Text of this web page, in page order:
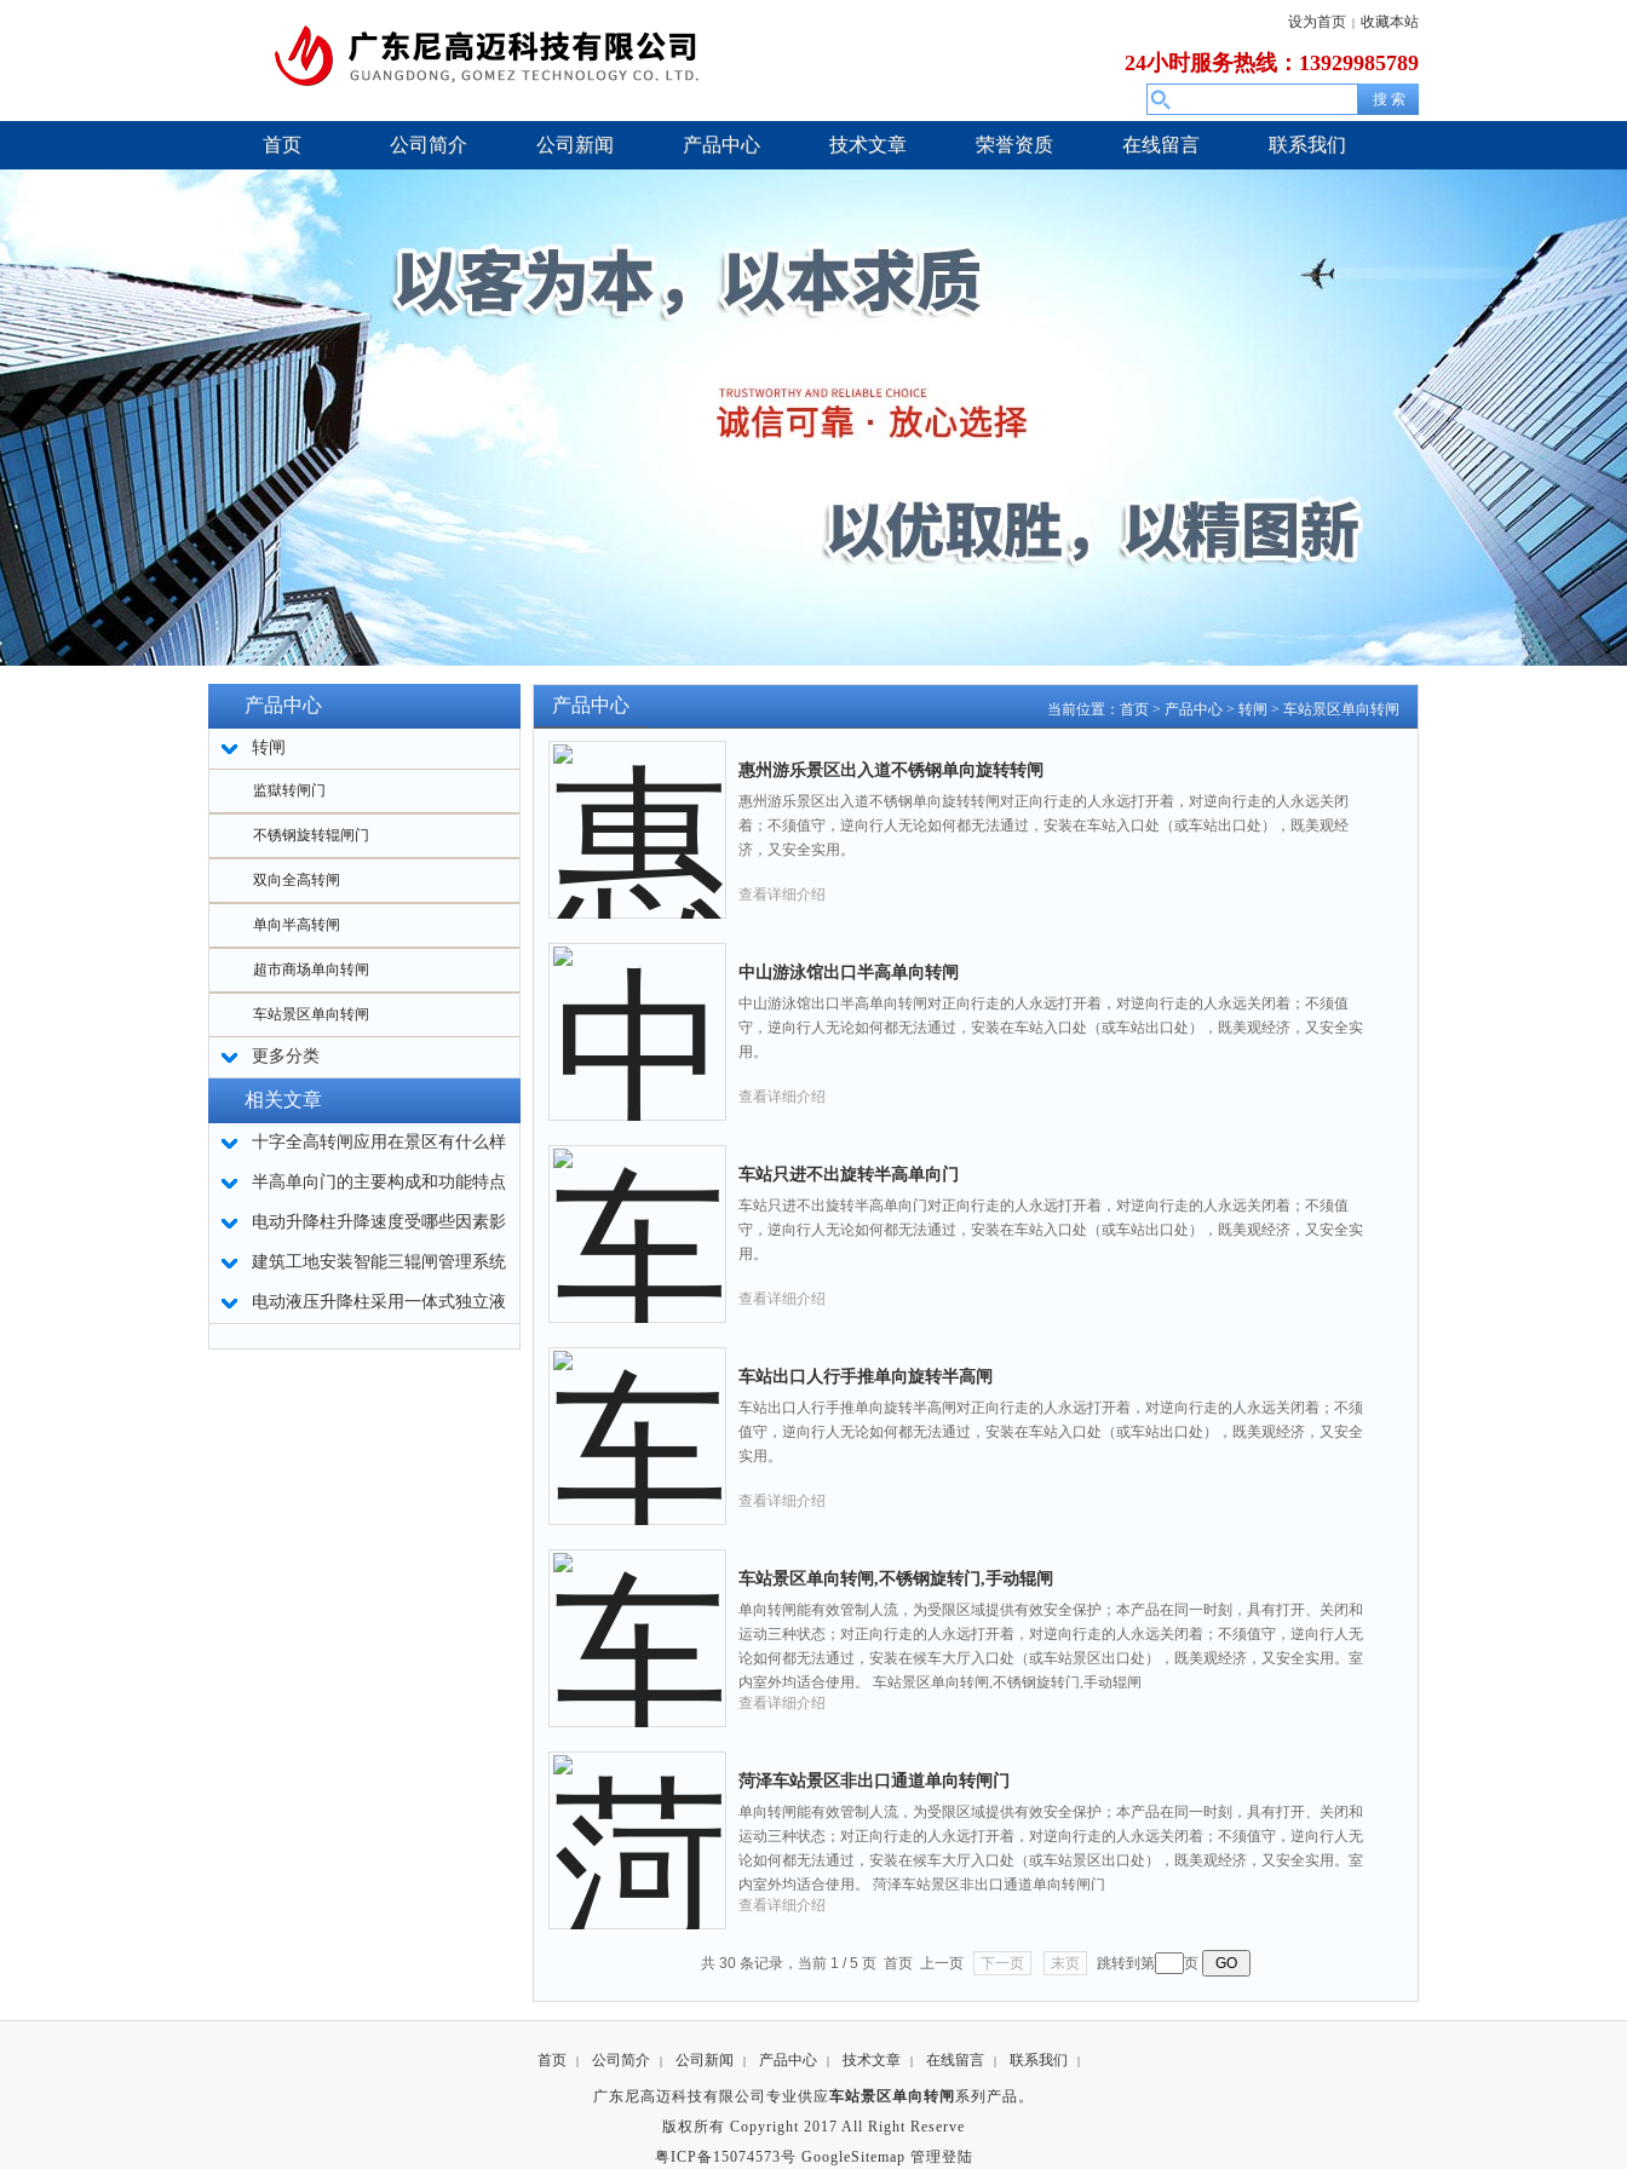
设为首页 | 收藏本站
24小时服务热线：13929985789
首页 公司简介 公司新闻 产品中心 技术文章 荣誉资质 在线留言 联系我们
产品中心
转闸
监獄转闸门
不锈钢旋转辊闸门
双向全高转闸
单向半高转闸
超市商场单向转闸
车站景区单向转闸
更多分类
相关文章
十字全高转闸应用在景区有什么样
的好处
半高单向门的主要构成和功能特点
电动升降柱升降速度受哪些因素影
响？如何提升？
建筑工地安装智能三辊闸管理系统
的好处
电动液压升降柱采用一体式独立液
当前位置： 首页 > 产品中心 > 转闸 > 车站景区单向转闸
产品中心
惠州游乐景区出入道不锈钢单向旋转转闸
惠州游乐景区出入道不锈钢单向旋转转闸对正向行走的人永远打开着，对逆向行走的人永远关闭
着；不须值守，逆向行人无论如何都无法通过，安装在车站入口处（或车站出口处），既美观经
济，又安全实用。
查看详细介绍
中山游泳馆出口半高单向转闸
中山游泳馆出口半高单向转闸对正向行走的人永远打开着，对逆向行走的人永远关闭着；不须值
守，逆向行人无论如何都无法通过，安装在车站入口处（或车站出口处），既美观经济，又安全实
用。
查看详细介绍
车站只进不出旋转半高单向门
车站只进不出旋转半高单向门对正向行走的人永远打开着，对逆向行走的人永远关闭着；不须值
守，逆向行人无论如何都无法通过，安装在车站入口处（或车站出口处），既美观经济，又安全实
用。
查看详细介绍
车站出口人行手推单向旋转半高闸
车站出口人行手推单向旋转半高闸对正向行走的人永远打开着，对逆向行走的人永远关闭着；不须
值守，逆向行人无论如何都无法通过，安装在车站入口处（或车站出口处），既美观经济，又安全
实用。
查看详细介绍
车站景区单向转闸,不锈钢旋转门,手动辊闸
单向转闸能有效管制人流，为受限区域提供有效安全保护；本产品在同一时刻，具有打开、关闭和
运动三种状态；对正向行走的人永远打开着，对逆向行走的人永远关闭着；不须值守，逆向行人无
论如何都无法通过，安装在候车大厅入口处（或车站景区出口处），既美观经济，又安全实用。室
内室外均适合使用。 车站景区单向转闸,不锈钢旋转门,手动辊闸
查看详细介绍
菏泽车站景区非出口通道单向转闸门
单向转闸能有效管制人流，为受限区域提供有效安全保护；本产品在同一时刻，具有打开、关闭和
运动三种状态；对正向行走的人永远打开着，对逆向行走的人永远关闭着；不须值守，逆向行人无
论如何都无法通过，安装在候车大厅入口处（或车站景区出口处），既美观经济，又安全实用。室
内室外均适合使用。 菏泽车站景区非出口通道单向转闸门
查看详细介绍
共 30 条记录，当前 1 / 5 页 首页 上一页 下一页 末页 跳转到第 页
首页 | 公司简介 | 公司新闻 | 产品中心 | 技术文章 | 在线留言 | 联系我们 |
广东尼高迈科技有限公司专业供应车站景区单向转闸 系列产品。
版权所有 Copyright 2017 All Right Reserve
粤ICP备15074573号 GoogleSitemap 管理登陆